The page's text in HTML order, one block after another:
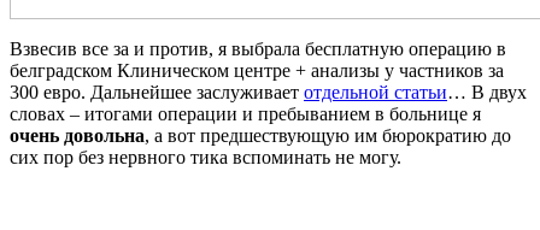
Взвесив все за и против, я выбрала бесплатную операцию в
белградском Клиническом центре + анализы у частников за
300 евро. Дальнейшее заслуживает отдельной статьи… В двух
словах – итогами операции и пребыванием в больнице я
очень довольна, а вот предшествующую им бюрократию до
сих пор без нервного тика вспоминать не могу.